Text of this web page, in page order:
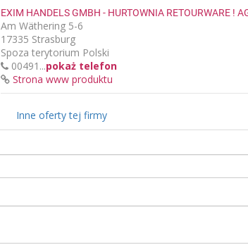
EXIM HANDELS GMBH - HURTOWNIA RETOURWARE !
Am Wäthering 5-6
17335 Strasburg
Spoza terytorium Polski
00491...pokaż telefon
Strona www produktu
Inne oferty tej firmy